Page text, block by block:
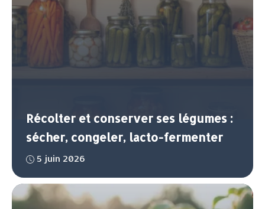
Récolter et conserver ses légumes :
sécher, congeler, lacto-fermenter
5 juin 2026